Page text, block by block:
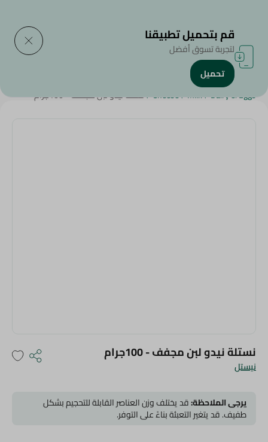
الرئيسية/الجبن,منتجات الألبان والبيض
Dairy & Eggs
/
Milk
/
Cheese
/نستلة نيدو لبن مجفف - 100جرام
نيستل
نستلة نيدو لبن مجفف - 100جرام
يرجى الملاحظة:قد يختلف وزن العناصر القابلة للتحجيم بشكل
طفيف. قد يتغير التعبئة بناءً على التوفر.
قم بتحميل تطبيقنا
لتجربة تسوق أفضل
تحميل